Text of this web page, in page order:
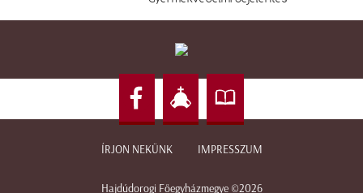
ÍRJON NEKÜNK IMPRESSZUM
Hajdúdorogi Főegyházmegye ©2026